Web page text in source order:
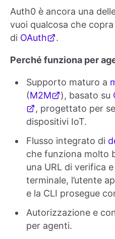
Auth0 è ancora una
vuoi qualcosa che
di OAuth .
Perché funziona per
Supporto maturo a
(M2M ), basato su
, progettato per
dispositivi IoT.
Flusso integrato di
che funziona molto
una URL di verifica
terminale, l’utente
e la CLI prosegue
Autorizzazione e
per agenti.